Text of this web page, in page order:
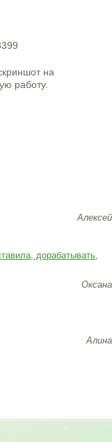
на
работу.
Алексей
дорабатывать,
Оксана
Алина